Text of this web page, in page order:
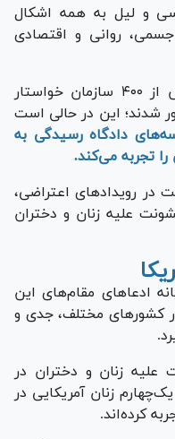
و لیل به همه اشکال
روانی و اقتصادی
براساس گزارش‌ها، در فرانسه بیش از ۴۰۰ سازمان خواستار
شدند؛ این در حالی است
دادگاه رسیدگی به
تجربه می‌کند.
در رویداد‌های اعتراضی،
علیه زنان و دختران
ادعا‌های مقام‌های این
کشور‌های مختلف، جدی و
زنان و دختران در
زنان آمریکایی در
کرده‌اند.